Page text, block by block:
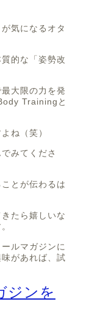
気になるオタ
的な「姿勢改
大限の力を発
Trainingと
ね（笑）
みてくださ
とが伝わるは
たら嬉しいな
ルマガジンに
があれば、試
ジンを